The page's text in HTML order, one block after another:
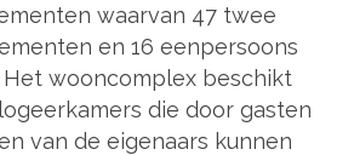
waarvan 47 twee
en 16 eenpersoons
wooncomplex beschikt
die door gasten
van de eigenaars kunnen